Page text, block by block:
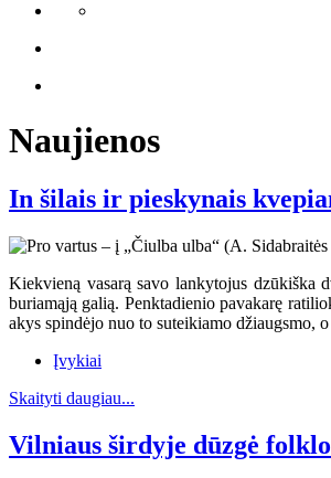
Naujienos
In šilais ir pieskynais
Kiekvieną vasarą savo lankytojus dzūkiška
buriamąją galią. Penktadienio pavakarę
akys spindėjo nuo to suteikiamo džiaugsmo,
Įvykiai
Skaityti daugiau...
Vilniaus širdyje dūzgė